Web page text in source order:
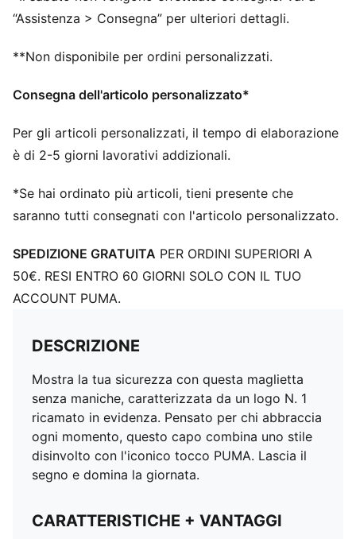
“Assistenza > Consegna” per ulteriori dettagli.
**Non disponibile per ordini personalizzati.
Consegna dell'articolo personalizzato*
Per gli articoli personalizzati, il tempo di elaborazione
è di 2-5 giorni lavorativi addizionali.
*Se hai ordinato più articoli, tieni presente che
saranno tutti consegnati con l'articolo personalizzato.
SPEDIZIONE GRATUITA PER ORDINI SUPERIORI A
50€. RESI ENTRO 60 GIORNI SOLO CON IL TUO
ACCOUNT PUMA.
DESCRIZIONE
Mostra la tua sicurezza con questa maglietta
senza maniche, caratterizzata da un logo N. 1
ricamato in evidenza. Pensato per chi abbraccia
ogni momento, questo capo combina uno stile
disinvolto con l'iconico tocco PUMA. Lascia il
segno e domina la giornata.
CARATTERISTICHE + VANTAGGI